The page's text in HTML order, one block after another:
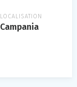
LOCALISATION
Campania